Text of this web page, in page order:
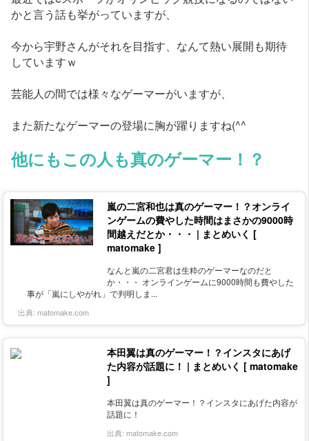
かと言う話も挙がっていますが、
今から宇野さんがそれを目指す、なんて熱い展開も期待
していますｗ
芸能人の間では様々なゲーマーがいますが、
また新たなゲーマーの登場に胸が躍りますね(^^
他にもこの人も真のゲーマー！？
嵐の二宮和也は真のゲーマー！？オンライ
ンゲームの費やした時間はまさかの9000時
間越えだとか・・・ | まとめいく [
matomake ]
なんと嵐の二宮君は生粋のゲーマーなのだと
か・・・ オンラインゲームに9000時間も費やした
事が「嵐にしやがれ」で判明しま...
出典: matomake.com
本田翼は真のゲーマー！？インスタにあげ
た内容が話題に！ | まとめいく [ matomake
]
本田翼は真のゲーマー！？インスタにあげた内容が
話題に！
出典: matomake.com